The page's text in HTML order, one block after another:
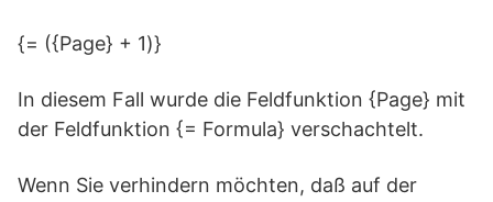
{= ({Page} + 1)}
In diesem Fall wurde die Feldfunktion {Page} mit
der Feldfunktion {= Formula} verschachtelt.
Wenn Sie verhindern möchten, daß auf der